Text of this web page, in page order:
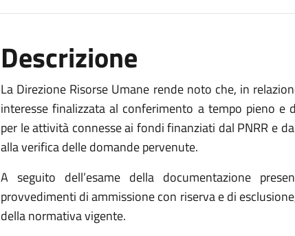
Descrizione
La Direzione Risorse Umane rende noto che, in
interesse finalizzata al conferimento a tempo pieno e
per le attività connesse ai fondi finanziati dal PNRR e
alla verifica delle domande pervenute.
A seguito dell’esame della documentazione
provvedimenti di ammissione con riserva e di
della normativa vigente.